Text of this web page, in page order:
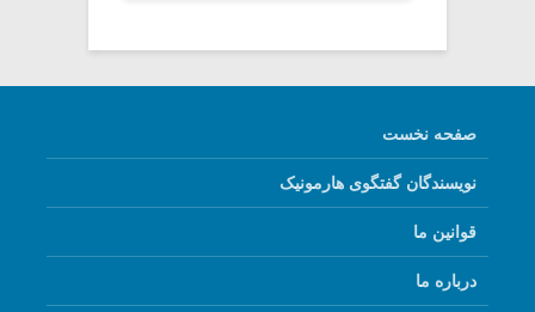
صفحه نخست
نویسندگان گفتگوی هارمونیک
قوانین ما
درباره ما